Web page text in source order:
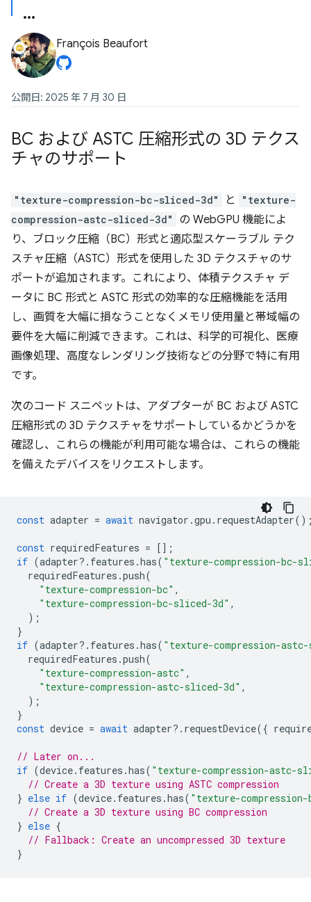
François Beaufort
公開日: 2025 年 7 月 30 日
BC および ASTC 圧縮形式の 3D テクス
チャのサポート
"texture-compression-bc-sliced-3d" と
"texture-
compression-astc-sliced-3d"
の WebGPU 機能によ
り、ブロック圧縮（BC）形式と適応型スケーラブル テク
スチャ圧縮（ASTC）形式を使用した 3D テクスチャのサ
ポートが追加されます。これにより、体積テクスチャ デ
ータに BC 形式と ASTC 形式の効率的な圧縮機能を活用
し、画質を大幅に損なうことなくメモリ使用量と帯域幅の
要件を大幅に削減できます。これは、科学的可視化、医療
画像処理、高度なレンダリング技術などの分野で特に有用
です。
次のコード スニペットは、アダプターが BC および ASTC
圧縮形式の 3D テクスチャをサポートしているかどうかを
確認し、これらの機能が利用可能な場合は、これらの機能
を備えたデバイスをリクエストします。
const adapter = await navigator .gpu . requestAdapter
const requiredFeatures = [];
if (adapter? . features .has( "texture-compression-bc-
requiredFeatures .push(
"texture-compression-bc" ,
"texture-compression-bc-sliced-3d" ,
);
}
if (adapter? . features .has( "texture-compression-
requiredFeatures .push(
"texture-compression-astc" ,
"texture-compression-astc-sliced-3d" ,
);
}
const device = await adapter? . requestDevice({
// Later on...
if (device. features .has( "texture-compression-astc-
// Create a 3D texture using ASTC compression
} else if (device. features .has( "texture-
// Create a 3D texture using BC compression
} else {
// Fallback: Create an uncompressed 3D texture
}